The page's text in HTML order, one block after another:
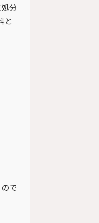
分
と
で